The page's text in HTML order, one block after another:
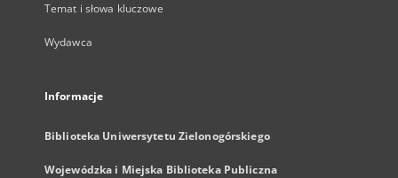
Temat i słowa kluczowe
Wydawca
Informacje
Biblioteka Uniwersytetu Zielonogórskiego
Wojewódzka i Miejska Biblioteka Publiczna